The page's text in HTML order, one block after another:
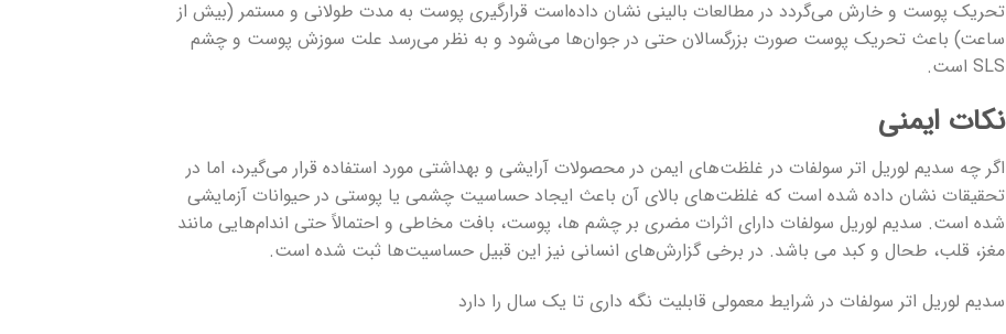
تحریک پوست و خارش می‌گردد در مطالعات بالینی نشان داده‌است قرارگیری پوست به مدت طولانی و مستمر (بیش از
ساعت) باعث تحریک پوست صورت بزرگسالان حتی در جوان‌ها می‌شود و به نظر می‌رسد علت سوزش پوست و چشم
SLS است.
نکات ایمنی
اگر چه سدیم لوریل اتر سولفات در غلظت‌های ایمن در محصولات آرایشی و بهداشتی مورد استفاده قرار می‌گیرد، اما در
تحقیقات نشان داده شده است که غلظت‌های بالای آن باعث ایجاد حساسیت چشمی یا پوستی در حیوانات آزمایشی
شده است. سدیم لوریل سولفات دارای اثرات مضری بر چشم ها، پوست، بافت مخاطی و احتمالاً حتی اندام‌هایی مانند
مغز، قلب، طحال و کبد می باشد. در برخی گزارش‌های انسانی نیز این قبیل حساسیت‌ها ثبت شده است.
سدیم لوریل اتر سولفات در شرایط معمولی قابلیت نگه داری تا یک سال را دارد